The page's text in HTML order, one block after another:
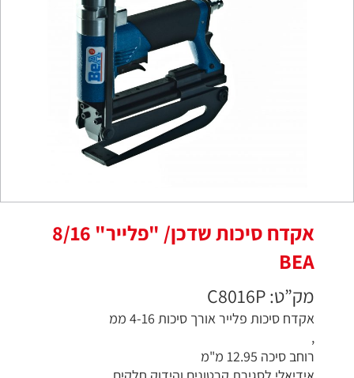
אקדח סיכות שדכן/ "פלייר" 8/16
BEA
מק”ט: C8016P
אקדח סיכות פלייר אורך סיכות 4-16 ממ
,
רוחב סיכה 12.95 מ"מ